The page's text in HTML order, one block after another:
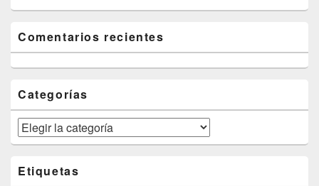
Comentarios recientes
Categorías
Categorías
Etiquetas